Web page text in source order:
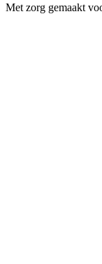
Met zorg gemaakt